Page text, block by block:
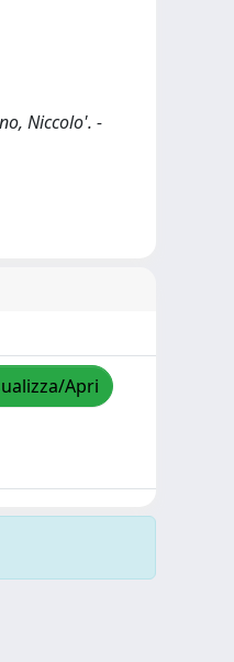
Niccolo'. -
Apri